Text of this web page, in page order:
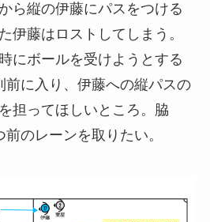
ら縦の伊藤にパスをつける
伊藤はロストしてしまう。
にボールを受けようとする
前に入り、伊藤への縦パスの
担ってほしいところ。脇
のレーンを取りたい。